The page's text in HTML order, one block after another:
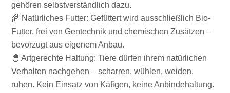
gehören selbstverständlich dazu.
🌾 Natürliches Futter: Gefüttert wird ausschließlich Bio-
Futter, frei von Gentechnik und chemischen Zusätzen –
bevorzugt aus eigenem Anbau.
🐣 Artgerechte Haltung: Tiere dürfen ihrem natürlichen
Verhalten nachgehen – scharren, wühlen, weiden,
ruhen. Kein Einsatz von Käfigen, keine Anbindehaltung.